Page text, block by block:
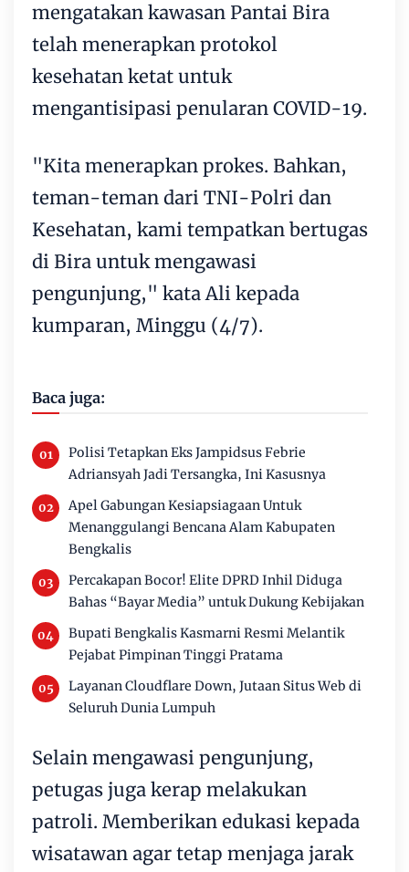
mengatakan kawasan Pantai Bira
telah menerapkan protokol
kesehatan ketat untuk
mengantisipasi penularan COVID-19.
"Kita menerapkan prokes. Bahkan,
teman-teman dari TNI-Polri dan
Kesehatan, kami tempatkan bertugas
di Bira untuk mengawasi
pengunjung," kata Ali kepada
kumparan, Minggu (4/7).
Baca juga:
Polisi Tetapkan Eks Jampidsus Febrie
Adriansyah Jadi Tersangka, Ini Kasusnya
Apel Gabungan Kesiapsiagaan Untuk
Menanggulangi Bencana Alam Kabupaten
Bengkalis
Percakapan Bocor! Elite DPRD Inhil Diduga
Bahas “Bayar Media” untuk Dukung Kebijakan
Bupati Bengkalis Kasmarni Resmi Melantik
Pejabat Pimpinan Tinggi Pratama
Layanan Cloudflare Down, Jutaan Situs Web di
Seluruh Dunia Lumpuh
Selain mengawasi pengunjung,
petugas juga kerap melakukan
patroli. Memberikan edukasi kepada
wisatawan agar tetap menjaga jarak